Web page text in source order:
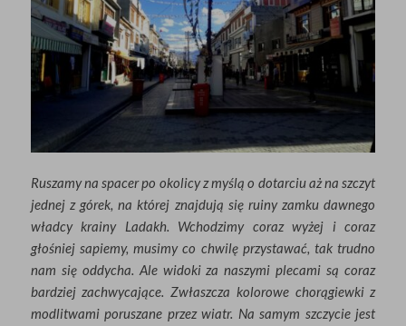
Ruszamy na spacer po okolicy z myślą o dotarciu aż na szczyt
jednej z górek, na której znajdują się ruiny zamku dawnego
władcy krainy Ladakh. Wchodzimy coraz wyżej i coraz
głośniej sapiemy, musimy co chwilę przystawać, tak trudno
nam się oddycha. Ale widoki za naszymi plecami są coraz
bardziej zachwycające. Zwłaszcza kolorowe chorągiewki z
modlitwami poruszane przez wiatr. Na samym szczycie jest